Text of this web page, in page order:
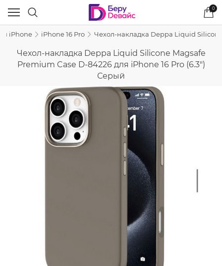
0
iPhone iPhone 16 Pro Чехол-накладка Deppa Liquid
Чехол-накладка Deppa Liquid Silicone Magsafe
Premium Case D-84226 для iPhone 16 Pro (6.3")
Серый